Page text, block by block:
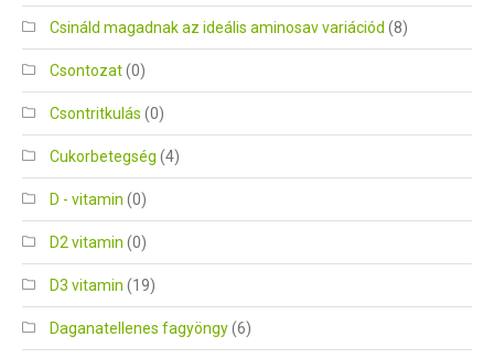
Csináld magadnak az ideális aminosav variációd (8)
Csontozat(0)
Csontritkulás (0)
Cukorbetegség (4)
D - vitamin (0)
D2 vitamin (0)
D3 vitamin (19)
Daganatellenes fagyöngy(6)